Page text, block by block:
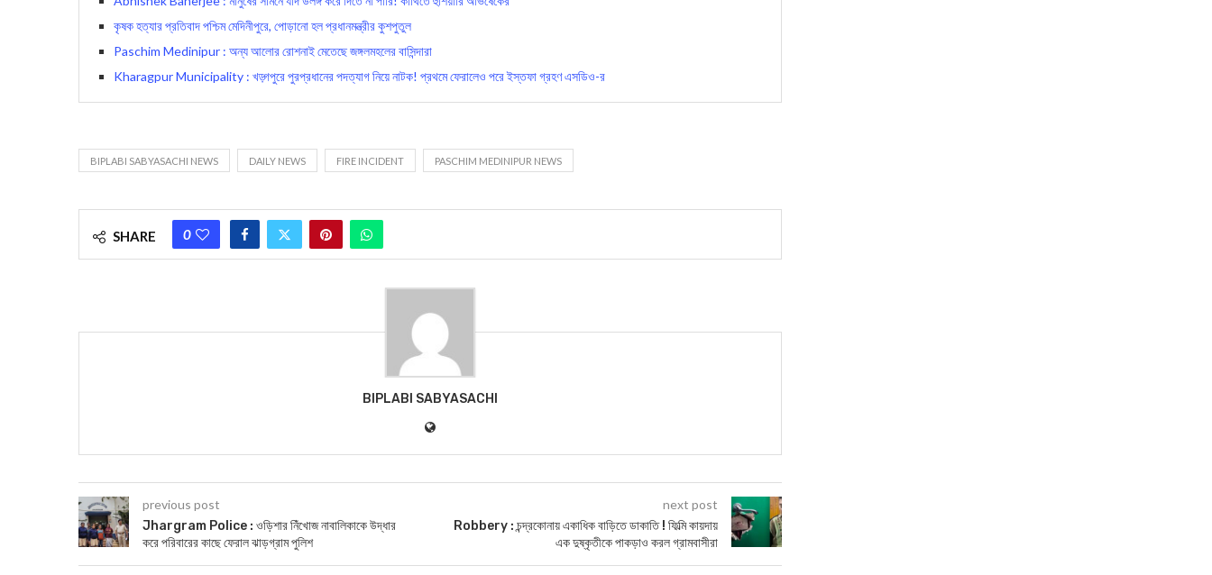
কৃষক হত্যার প্রতিবাদ পশ্চিম মেদিনীপুরে, পোড়ানো হল প্রধানমন্ত্রীর কুশপুতুল
Paschim Medinipur : অন্য আলোর রোশনাই মেতেছে জঙ্গলমহলের বাসিন্দারা
Kharagpur Municipality : খড়্গপুরে পুরপ্রধানের পদত্যাগ নিয়ে নাটক! প্রথমে ফেরালেও পরে ইস্তফা গ্রহণ এসডিও-র
BIPLABI SABYASACHI NEWS DAILY NEWS FIRE INCIDENT PASCHIM MEDINIPUR NEWS
SHARE 0
BIPLABI SABYASACHI
previous post
Jhargram Police : ওড়িশার নিঁখোজ নাবালিকাকে উদ্ধার
করে পরিবারের কাছে ফেরাল ঝাড়গ্র‍াম পুলিশ
next post
Robbery : চন্দ্রকোনায় একাধিক বাড়িতে ডাকাতি ! ফিল্মি কায়দায়
এক দুষ্কৃতীকে পাকড়াও করল গ্রামবাসীরা